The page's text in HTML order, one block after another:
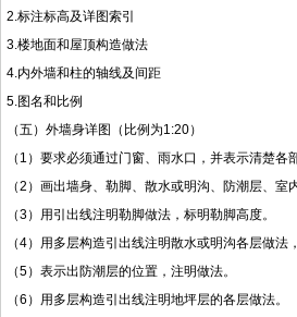
2.标注标高及详图索引
3.楼地面和屋顶构造做法
4.内外墙和柱的轴线及间距
5.图名和比例
（五）外墙身详图（比例为1:20）
（1）要求必须通过门窗、雨水口，并表示清楚
（2）画出墙身、勒脚、散水或明沟、防潮层、
（3）用引出线注明勒脚做法，标明勒脚高度。
（4）用多层构造引出线注明散水或明沟各层做
（5）表示出防潮层的位置，注明做法。
（6）用多层构造引出线注明地坪层的各层做法。